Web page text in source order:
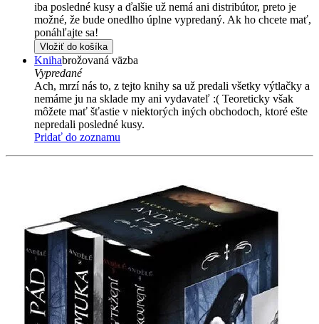
iba posledné kusy a ďalšie už nemá ani distribútor, preto je
možné, že bude onedlho úplne vypredaný. Ak ho chcete mať,
ponáhľajte sa!
Vložiť do košíka
Knihabrožovaná väzba
Vypredané
Ach, mrzí nás to, z tejto knihy sa už predali všetky výtlačky a
nemáme ju na sklade my ani vydavateľ :( Teoreticky však
môžete mať šťastie v niektorých iných obchodoch, ktoré ešte
nepredali posledné kusy.
Pridať do zoznamu